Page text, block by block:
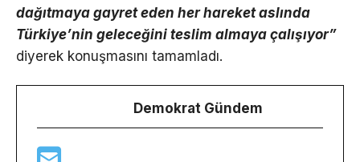
dağıtmaya gayret eden her hareket aslında
Türkiye’nin geleceğini teslim almaya çalışıyor”
diyerek konuşmasını tamamladı.
Demokrat Gündem